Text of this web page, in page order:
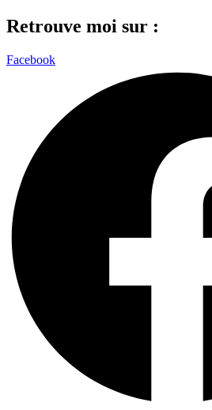
Retrouve moi sur :
Facebook